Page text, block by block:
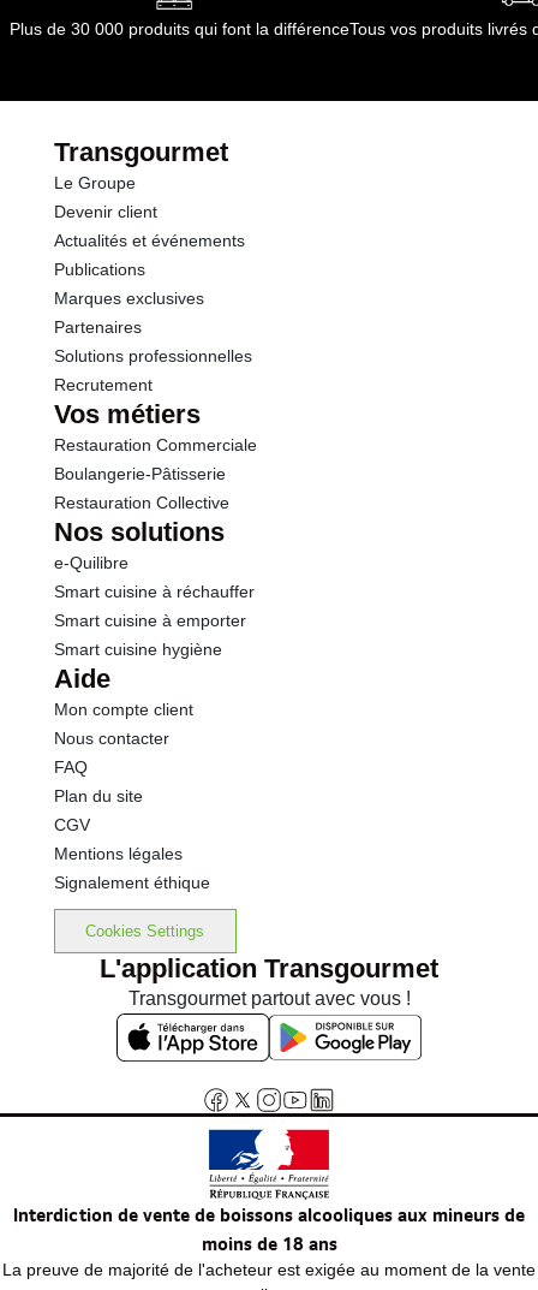
dont Acides gras saturés 0.13 g
dont Sucres
Fibres
Protéines
Sel
Sodium
Plus de 30 000 produits qui font la différenceTous vos produits livrés
Transgourmet
Le Groupe
Devenir client
Actualités et événements
Publications
Marques exclusives
Partenaires
Solutions professionnelles
Recrutement
Vos métiers
Restauration Commerciale
Boulangerie-Pâtisserie
Restauration Collective
Nos solutions
e-Quilibre
Smart cuisine à réchauffer
Smart cuisine à emporter
Smart cuisine hygiène
Aide
Mon compte client
Nous contacter
FAQ
Plan du site
CGV
Mentions légales
Signalement éthique
Cookies Settings
L'application Transgourmet
Transgourmet partout avec vous !
Interdiction de vente de boissons alcooliques aux mineurs de
moins de 18 ans
La preuve de majorité de l'acheteur est exigée au moment de la vente